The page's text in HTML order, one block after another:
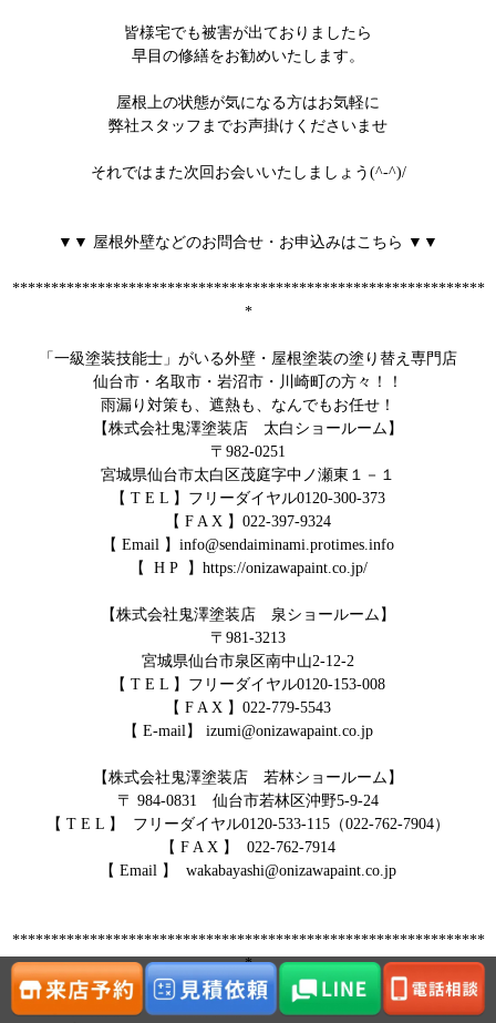
皆様宅でも被害が出ておりましたら
早目の修繕をお勧めいたします。
屋根上の状態が気になる方はお気軽に
弊社スタッフまでお声掛けくださいませ
それではまた次回お会いいたしましょう(^-^)/
▼▼ 屋根外壁などのお問合せ・お申込みはこちら ▼▼
*************************************************************
*
「一級塗装技能士」がいる外壁・屋根塗装の塗り替え専門店
仙台市・名取市・岩沼市・川崎町の方々！！
雨漏り対策も、遮熱も、なんでもお任せ！
【株式会社鬼澤塗装店 太白ショールーム】
〒 982-0251
宮城県仙台市太白区茂庭字中ノ瀬東１－１
【 T E L 】フリーダイヤル0120-300-373
【 F A X 】 022-397-9324
【 Email 】 info@sendaiminami.protimes.info
【 H P 】 https://onizawapaint.co.jp/
【株式会社鬼澤塗装店 泉ショールーム】
〒 981-3213
宮城県仙台市泉区南中山2-12-2
【 T E L 】フリーダイヤル0120-153-008
【 F A X 】 022-779-5543
【 E-mail 】 izumi@onizawapaint.co.jp
【株式会社鬼澤塗装店 若林ショールーム】
〒 984-0831 仙台市若林区沖野5-9-24
【 T E L 】 フリーダイヤル0120-533-115 （022-762-7904）
【 F A X 】
022-762-7914
【 Email 】 wakabayashi@onizawapaint.co.jp
*************************************************************
*